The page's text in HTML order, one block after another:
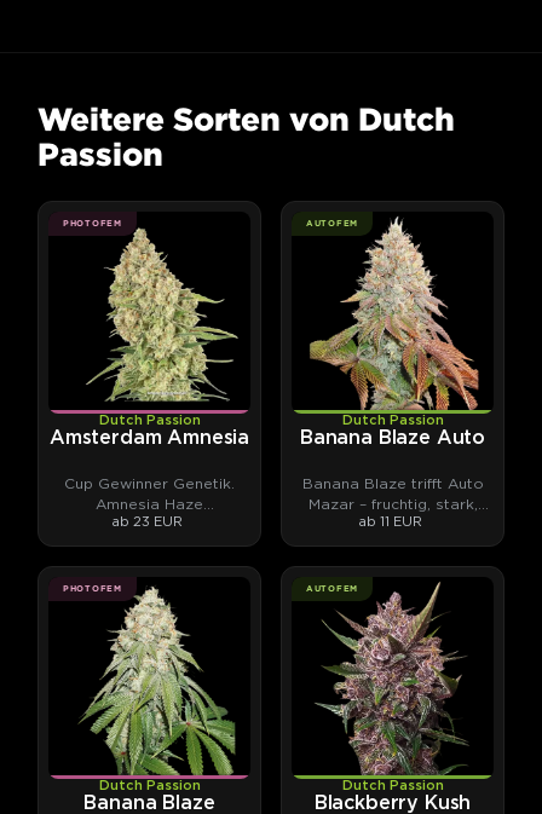
Weitere Sorten von Dutch
Passion
PHOTOFEM
Dutch Passion
Amsterdam Amnesia
Cup Gewinner Genetik.
Amnesia Haze
Nachkomme. Amsterdam-
Klassiker.
ab 23 EUR
AUTOFEM
Dutch Passion
Banana Blaze Auto
Banana Blaze trifft Auto
Mazar – fruchtig, stark,
klebrig.
ab 11 EUR
PHOTOFEM
Dutch Passion
Banana Blaze
AUTOFEM
Dutch Passion
Blackberry Kush